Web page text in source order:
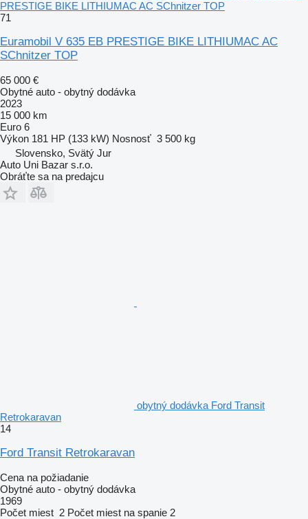
PRESTIGE BIKE LITHIUMAC AC SChnitzer TOP
71
Euramobil V 635 EB PRESTIGE BIKE LITHIUMAC AC
SChnitzer TOP
65 000 €
Obytné auto - obytný dodávka
2023
15 000 km
Euro 6
Výkon 181 HP (133 kW) Nosnosť 3 500 kg
Slovensko, Svätý Jur
Auto Uni Bazar s.r.o.
Obráťte sa na predajcu
obytný dodávka Ford Transit
Retrokaravan
14
Ford Transit Retrokaravan
Cena na požiadanie
Obytné auto - obytný dodávka
1969
Počet miest 2 Počet miest na spanie 2